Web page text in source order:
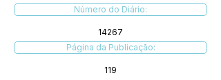
Número do Diário:
14267
Página da Publicação:
119